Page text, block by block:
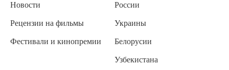
Новости
Рецензии на фильмы
Фестивали и кинопремии
России
Украины
Белорусии
Узбекистана